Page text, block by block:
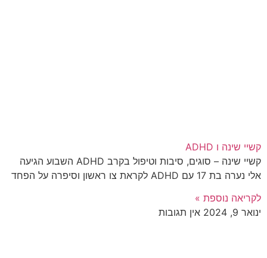
קשיי שינה ו ADHD
קשיי שינה – סוגים, סיבות וטיפול בקרב ADHD השבוע הגיעה
אלי נערה בת 17 עם ADHD לקראת צו ראשון וסיפרה על הפחד
לקריאה נוספת »
ינואר 9, 2024
אין תגובות